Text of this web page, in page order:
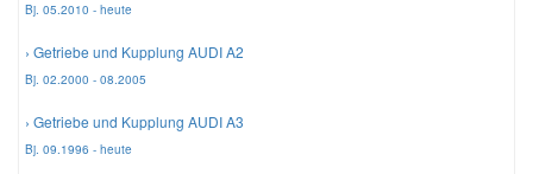
Bj. 05.2010 - heute
› Getriebe und Kupplung AUDI A2
Bj. 02.2000 - 08.2005
› Getriebe und Kupplung AUDI A3
Bj. 09.1996 - heute
Mercedes Ersatzteile